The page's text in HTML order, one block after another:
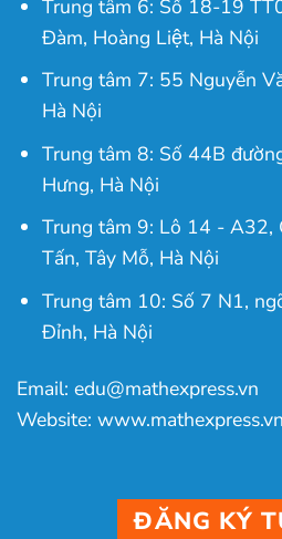
Trung tâm 6: Số 18-19
Đàm, Hoàng Liệt, Hà Nội
Trung tâm 7: 55 Nguyễn
Hà Nội
Trung tâm 8: Số 44B
Hưng, Hà Nội
Trung tâm 9: Lô 14 - A32,
Tấn, Tây Mỗ, Hà Nội
Trung tâm 10: Số 7 N1,
Đỉnh, Hà Nội
Email: edu@mathexpress.vn
Website: www.mathexpress.vn
ĐĂNG KÝ